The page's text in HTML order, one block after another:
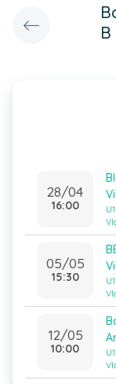
B
28/04
16:00
05/05
15:30
12/05
10:00